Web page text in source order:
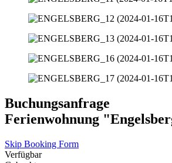
Buchungsanfrage
Ferienwohnung
Skip Booking Form
Verfügbar